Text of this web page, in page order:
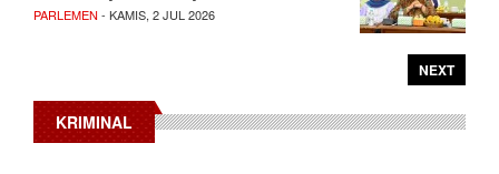
PARLEMEN - KAMIS, 2 JUL 2026
NEXT
KRIMINAL